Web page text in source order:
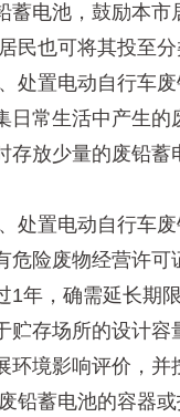
电池，鼓励本市
民也可将其投至
处置电动自行车
日常生活中产生
放少量的废铅蓄
处置电动自行车
危险废物经营许
，确需延长期
贮存场所的设计容
境影响评价，并
铅蓄电池的容器